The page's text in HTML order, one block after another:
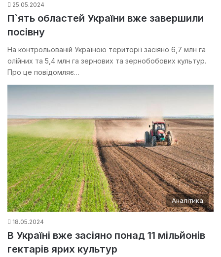
25.05.2024
П`ять областей України вже завершили
посівну
На контрольованій Україною території засіяно 6,7 млн га
олійних та 5,4 млн га зернових та зернобобових культур.
Про це повідомляє…
Аналітика
18.05.2024
В Україні вже засіяно понад 11 мільйонів
гектарів ярих культур